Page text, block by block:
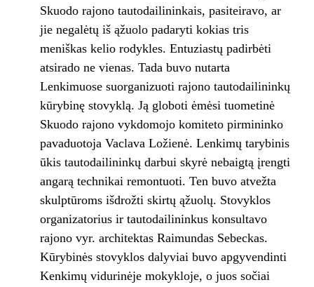
Skuodo rajono tautodailininkais, pasiteiravo, ar
jie negalėtų iš ąžuolo padaryti kokias tris
meniškas kelio rodykles. Entuziastų padirbėti
atsirado ne vienas. Tada buvo nutarta
Lenkimuose suorganizuoti rajono tautodailininkų
kūrybinę stovyklą. Ją globoti ėmėsi tuometinė
Skuodo rajono vykdomojo komiteto pirmininko
pavaduotoja Vaclava Ložienė. Lenkimų tarybinis
ūkis tautodailininkų darbui skyrė nebaigtą įrengti
angarą technikai remontuoti. Ten buvo atvežta
skulptūroms išdrožti skirtų ąžuolų. Stovyklos
organizatorius ir tautodailininkus konsultavo
rajono vyr. architektas Raimundas Sebeckas.
Kūrybinės stovyklos dalyviai buvo apgyvendinti
Kenkimų vidurinėje mokykloje, o juos sočiai